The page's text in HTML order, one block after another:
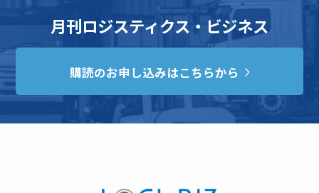
月刊ロジスティクス・ビジネス
購読のお申し込みはこちらから